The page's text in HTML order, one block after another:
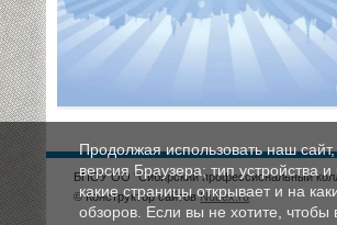
БПОУ ОО "Сибирский профессиональный
© Конструктор сайтовNubex.ru
Продолжая использовать наш
версия Браузера; тип устройства
какие страницы открывает и на
обзоров. Если вы не хотите,